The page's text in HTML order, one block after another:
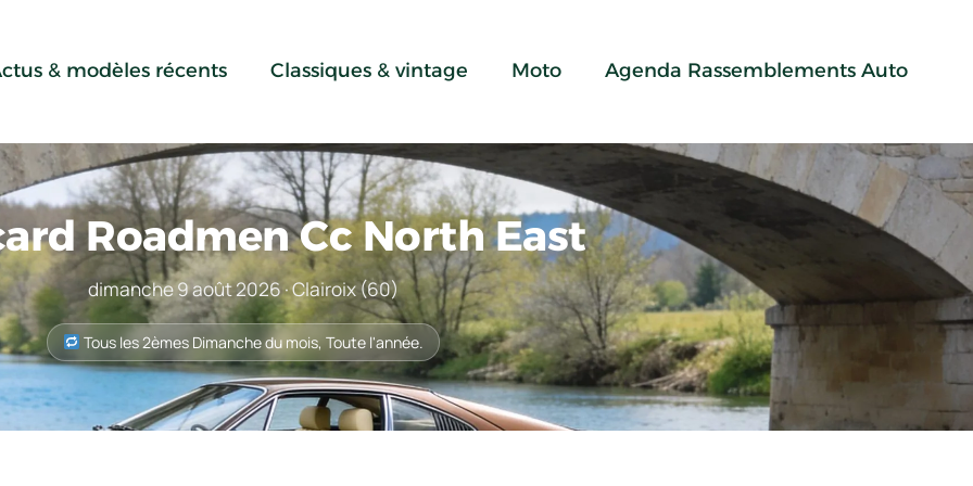
& modèles récents Classiques & vintage Moto Agenda Rassemblements Auto
Roadmen Cc North East
dimanche 9 août 2026 · Clairoix (60)
Tous les 2èmes Dimanche du mois, Toute l'année.